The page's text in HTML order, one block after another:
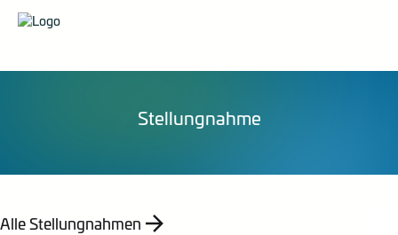
Mitteilungen
Empfehlung
Stellungnahme
Alle Stellungnahmen